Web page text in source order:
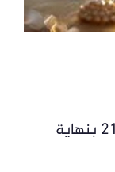
تراجع بقيمة 55 جنيها لسعر جرام 21 بنهاية